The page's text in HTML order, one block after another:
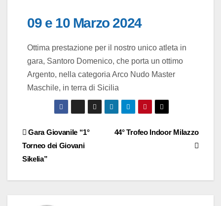
09 e 10 Marzo 2024
Ottima prestazione per il nostro unico atleta in
gara, Santoro Domenico, che porta un ottimo
Argento, nella categoria Arco Nudo Master
Maschile, in terra di Sicilia
44° Trofeo Indoor Milazzo
Gara Giovanile “1°
Torneo dei Giovani
Sikelia”